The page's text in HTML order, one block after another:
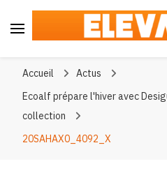
Accueil
Actus
Ecoalf prépare l'hiver avec
collection
20SAHAX0_4092_X